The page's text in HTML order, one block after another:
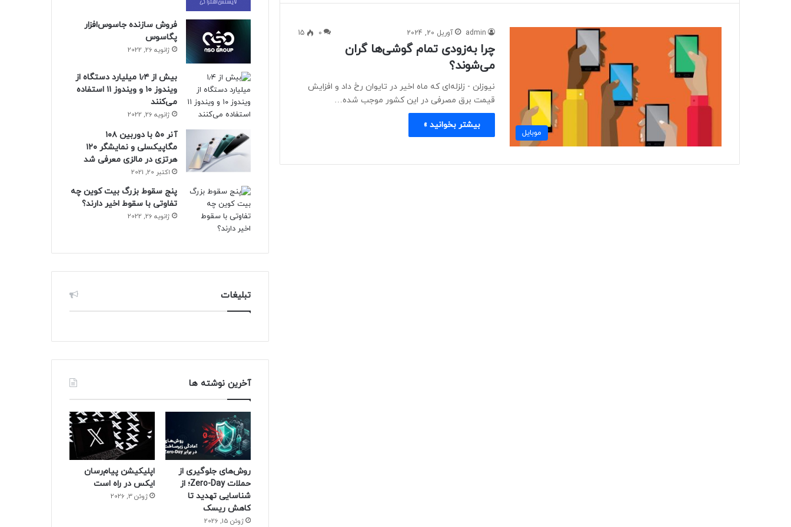
موبايل
admin آوریل 20, 2024 0
15
چرا به‌زودی تمام گوشی‌ها گران
می‌شوند؟
نیوزلن - زلزله‌ای که ماه اخیر در تایوان رخ داد و افزایش
قیمت برق مصرفی در این کشور موجب شده…
بیشتر بخوانید »
فروش سازنده جاسوس‌افزار
پگاسوس
ژانویه 26, 2022
بیش از ۱٫۴ میلیارد دستگاه از
ویندوز ۱۰ و ویندوز ۱۱ استفاده
می‌کنند
ژانویه 26, 2022
آنر ۵۰ با دوربین ۱۰۸
مگاپیکسلی و نمایشگر ۱۲۰
هرتزی در مالزی معرفی شد
اکتبر 20, 2021
پنج سقوط بزرگ بیت کوین چه
تفاوتی با سقوط اخیر دارند؟
ژانویه 26, 2022
تبلیغات
آخرین نوشته ها
روش‌های جلوگیری از
حملات Zero-Day؛ از
شناسایی تهدید تا
کاهش ریسک
ژوئن 15, 2026
اپلیکیشن پیام‌رسان
ایکس در راه است
ژوئن 3, 2026